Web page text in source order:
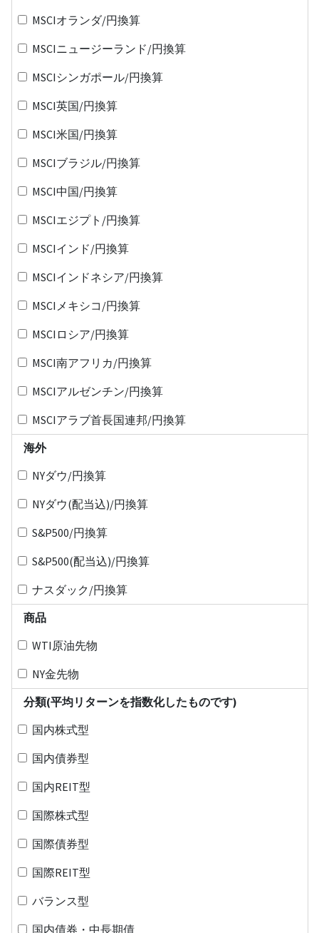
MSCIオランダ/円換算
MSCIニュージーランド/円換算
MSCIシンガポール/円換算
MSCI英国/円換算
MSCI米国/円換算
MSCIブラジル/円換算
MSCI中国/円換算
MSCIエジプト/円換算
MSCIインド/円換算
MSCIインドネシア/円換算
MSCIメキシコ/円換算
MSCIロシア/円換算
MSCI南アフリカ/円換算
MSCIアルゼンチン/円換算
MSCIアラブ首長国連邦/円換算
海外
NYダウ/円換算
NYダウ(配当込)/円換算
S&P500/円換算
S&P500(配当込)/円換算
ナスダック/円換算
商品
WTI原油先物
NY金先物
分類(平均リターンを指数化したものです)
国内株式型
国内債券型
国内REIT型
国際株式型
国際債券型
国際REIT型
バランス型
国内債券・中長期債